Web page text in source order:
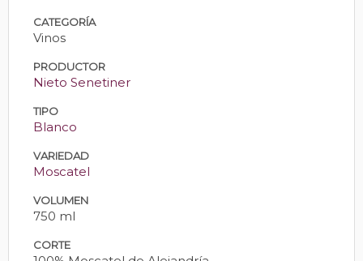
CATEGORÍA
Vinos
PRODUCTOR
Nieto Senetiner
TIPO
Blanco
VARIEDAD
Moscatel
VOLUMEN
750 ml
CORTE